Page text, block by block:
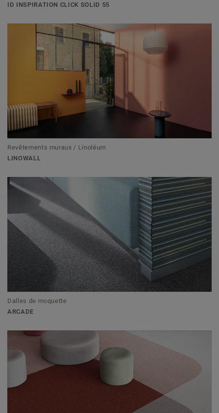
ID INSPIRATION CLICK SOLID 55
Revêtements muraux / Linoléum
LINOWALL
Dalles de moquette
ARCADE